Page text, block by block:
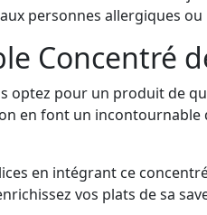
personnes allergiques
Concentré
optez pour un produit de
en font un
en intégrant ce
vos plats de sa